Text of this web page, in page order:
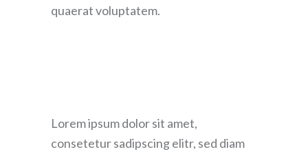
quaerat voluptatem.
Lorem ipsum dolor sit amet,
consetetur sadipscing elitr, sed diam